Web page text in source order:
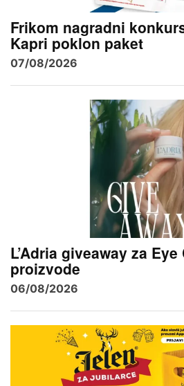
Frikom nagradni
Kapri poklon paket
07/08/2026
L’Adria giveaway za Eye
proizvode
06/08/2026